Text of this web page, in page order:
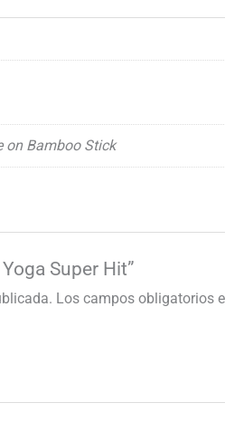
on Bamboo Stick
Super Hit”
Los campos obligatorios